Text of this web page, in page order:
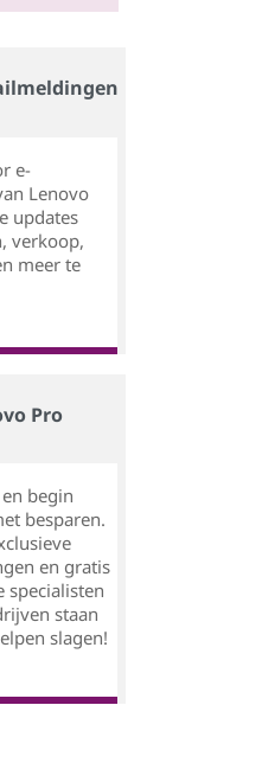
e-
Lenovo
updates
verkoop,
meer te
Pro
begin
besparen.
en gratis
specialisten
staan
slagen!